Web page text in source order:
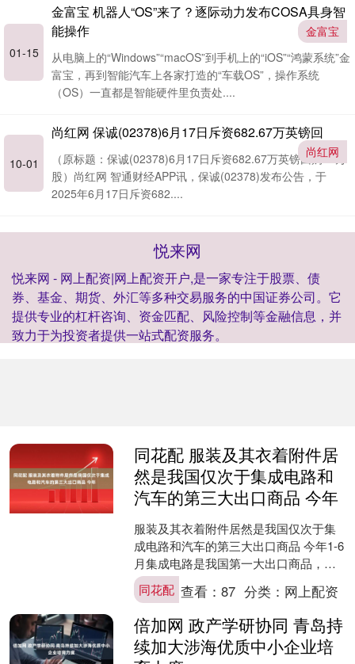
01-15
金富宝 机器人“OS”来了？逐际动力发布COSA具身智
能操作
金富宝
从电脑上的“Windows”“macOS”到手机上的“iOS”“鸿蒙系统”金
富宝，再到智能汽车上各家打造的“车载OS”，操作系统
（OS）一直都是智能硬件里负责处....
10-01
尚红网 保诚(02378)6月17日斥资682.67万英镑回
尚红网
（原标题：保诚(02378)6月17日斥资682.67万英镑回购70万
股）尚红网 智通财经APP讯，保诚(02378)发布公告，于
2025年6月17日斥资682....
悦来网
悦来网 - 网上配资|网上配资开户,是一家专注于股票、债
券、基金、期货、外汇等多种交易服务的中国证券公司。它
提供专业的杠杆咨询、资金匹配、风险控制等金融信息，并
致力于为投资者提供一站式配资服务。
同花配 服装及其衣着附件居
然是我国仅次于集成电路和
汽车的第三大出口商品 今年
服装及其衣着附件居然是我国仅次于集
成电路和汽车的第三大出口商品 今年1-6
月集成电路是我国第一大出口商品，汽
车排第二 那么是什么产品排第三呢？我
们有点意想不到。....
同花配 查看：87 分类： 网上配资
倍加网 政产学研协同 青岛持
续加大涉海优质中小企业培